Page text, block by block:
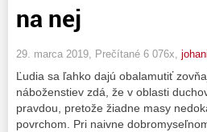
na nej
29. marca 2019, Prečítané 6 076x,
Ľudia sa ľahko dajú obalamutiť
náboženstiev zdá, že v oblasti
pravdou, pretože žiadne masy
povrchom. Pri naivne